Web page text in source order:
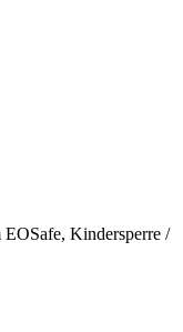
Kindersperre /